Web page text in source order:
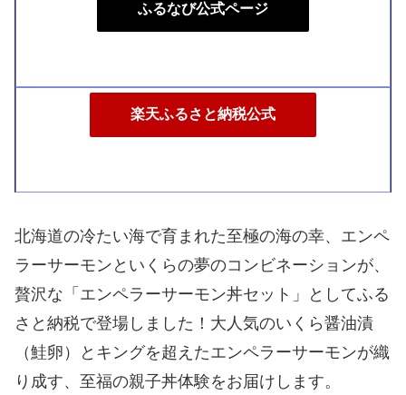
ふるなび公式ページ
楽天ふるさと納税公式
北海道の冷たい海で育まれた至極の海の幸、エンペ
ラーサーモンといくらの夢のコンビネーションが、
贅沢な「エンペラーサーモン丼セット」としてふる
さと納税で登場しました！大人気のいくら醤油漬
（鮭卵）とキングを超えたエンペラーサーモンが織
り成す、至福の親子丼体験をお届けします。